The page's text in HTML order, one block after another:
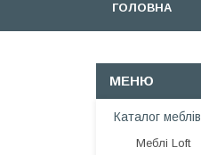
ГОЛОВНА
Каталог меблів
Меблі Loft